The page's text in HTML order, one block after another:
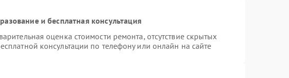
и бесплатная консультация
оценка стоимости ремонта, отсутствие скрытых
консультации по телефону или онлайн на сайте